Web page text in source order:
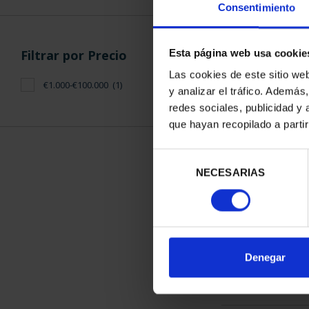
Consentimiento
Esta página web usa
Las cookies de este sitio
y analizar el tráfico.
redes sociales, publicidad y
que hayan recopilado a
consentimiento
NECESARIAS
Denegar
Filtrar por Precio
€1.000-€100.000 (1)
CAPITALES
ORDENAR POR: